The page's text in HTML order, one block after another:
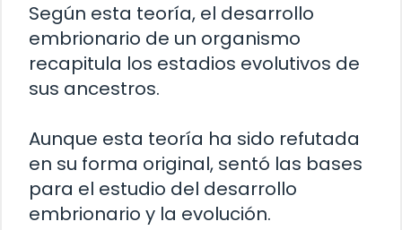
Según esta teoría, el desarrollo
embrionario de un organismo
recapitula los estadios evolutivos de
sus ancestros.
Aunque esta teoría ha sido refutada
en su forma original, sentó las bases
para el estudio del desarrollo
embrionario y la evolución.